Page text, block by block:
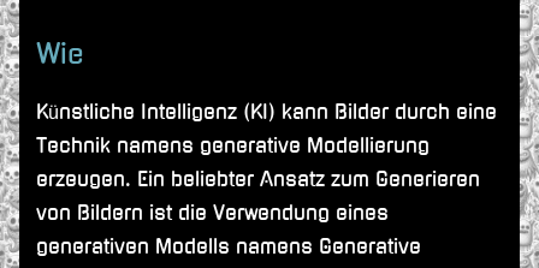
Wie
Künstliche Intelligenz (KI) kann Bilder durch eine
Technik namens generative Modellierung
erzeugen. Ein beliebter Ansatz zum Generieren
von Bildern ist die Verwendung eines
generativen Modells namens Generative